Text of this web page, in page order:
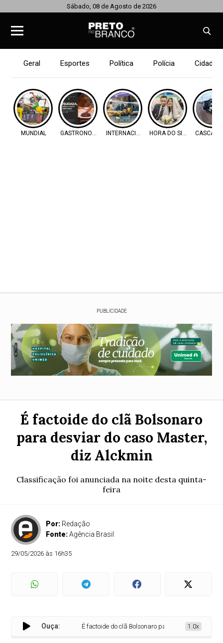
Sábado, 08 de Agosto de 2026
Geral Esportes Política Polícia Cidades
MUNDIAL GASTRONOMIA INTERNACIONALHORA DO SIM!
PUBLICIDADE
É factoide do clã Bolsonaro
para desviar do caso Master,
diz Alckmin
Classificação foi anunciada na noite desta quinta-
feira
Por: Redação
Fonte:Agência Brasil
29/05/2026 às 16h35
Ouça: É factoide do clã Bolsonaro para desviar do caso
1.0x